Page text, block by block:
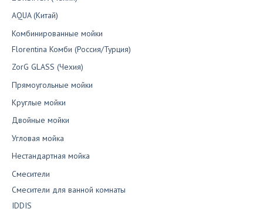
AQUA (Китай)
Комбинированные мойки
Florentina Комби (Россия/Турция)
ZorG GLASS (Чехия)
Прямоугольные мойки
Круглые мойки
Двойные мойки
Угловая мойка
Нестандартная мойка
Смесители
Смесители для ванной комнаты
IDDIS